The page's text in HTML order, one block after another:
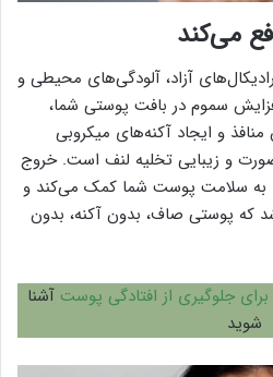
آزاد، آلودگی‌های محیطی و
سموم در بافت پوستی شما،
و ایجاد آکنه‌های میکروبی
و زیبایی تخلیه لنف است. خروج
به سلامت پوست شما کمک می‌کند و
که پوستی صاف، بدون آکنه، بدون
جلوگیری از افتادگی پوست آشنا
شوید